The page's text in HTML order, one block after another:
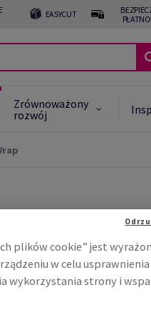
EASYCUT
Zrównoważony
rozwój
i
plików cookie” jest
w celu usprawnienia
wykorzystania strony i